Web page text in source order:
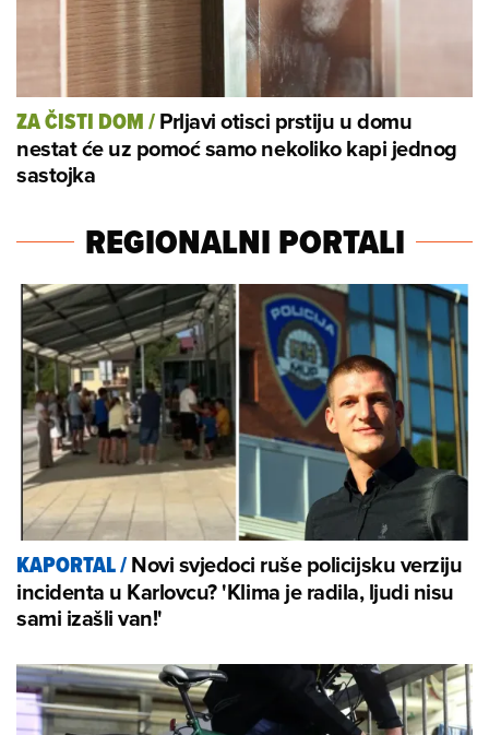
ZA ČISTI DOM/Prljavi otisci prstiju u domu
nestat će uz pomoć samo nekoliko kapi jednog
sastojka
REGIONALNI PORTALI
KAPORTAL/Novi svjedoci ruše policijsku verziju
incidenta u Karlovcu? 'Klima je radila, ljudi nisu
sami izašli van!'